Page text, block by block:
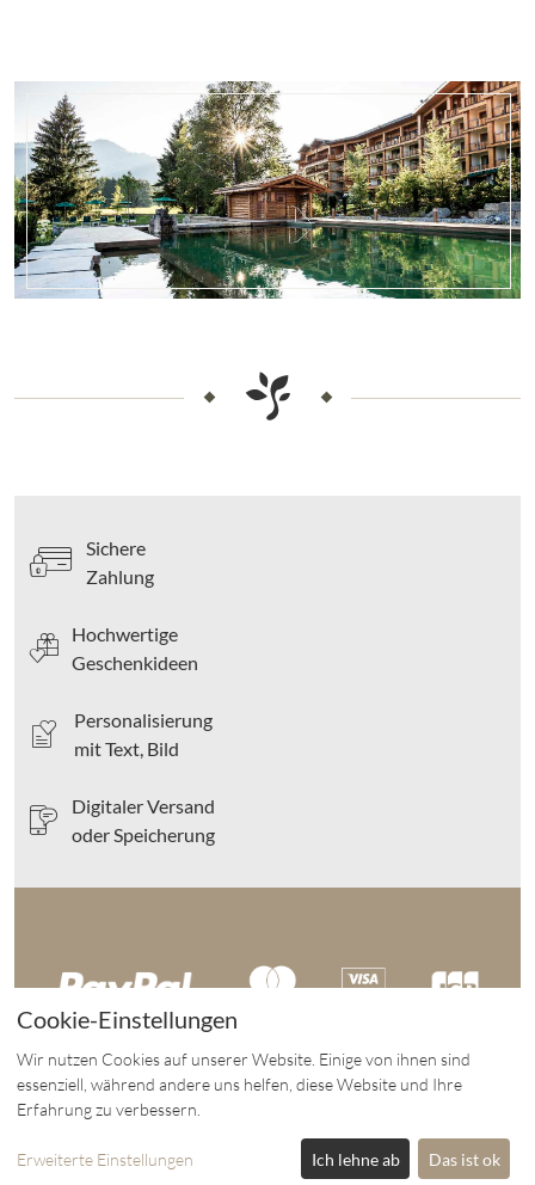
Sichere
Zahlung
Hochwertige
Geschenkideen
Personalisierung
mit Text, Bild
Digitaler Versand
oder Speicherung
eCommerce-System by
Cookie-Einstellungen
Wir nutzen Cookies auf unserer Website. Einige von ihnen sind
essenziell, während andere uns helfen, diese Website und Ihre
Erfahrung zu verbessern.
Erweiterte Einstellungen Ich lehne ab Das ist ok